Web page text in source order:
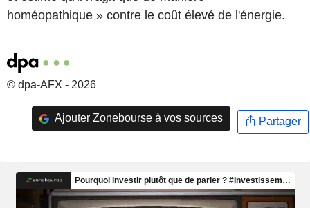
homéopathique » contre le coût élevé de l'énergie.
© dpa-AFX - 2026
Ajouter Zonebourse à vos sources Partager